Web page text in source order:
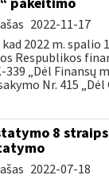
2022-11-17
2022 m. spalio
Respublikos
339 „Dėl Finansų
Nr. 415 „Dėl
8
2022-07-18